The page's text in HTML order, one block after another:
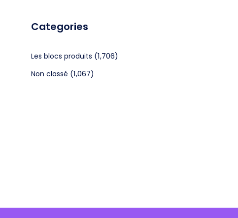
Categories
Les blocs produits (1,706)
Non classé (1,067)